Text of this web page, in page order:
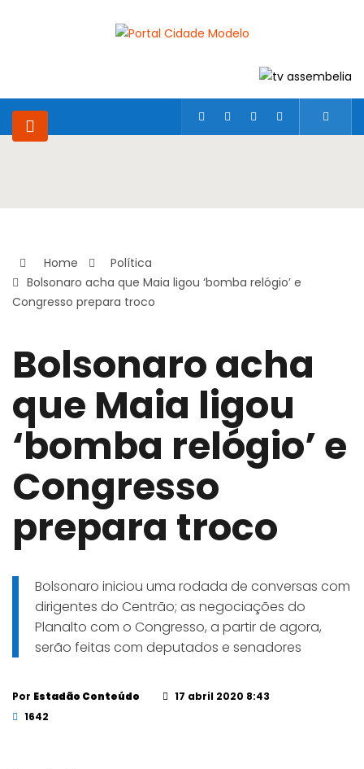
Home
Política
Bolsonaro acha que Maia ligou ‘bomba relógio’ e
Congresso prepara troco
Bolsonaro acha
que Maia ligou
‘bomba relógio’ e
Congresso
prepara troco
Bolsonaro iniciou uma rodada de conversas com
dirigentes do Centrão; as negociações do
Planalto com o Congresso, a partir de agora,
serão feitas com deputados e senadores
Por Estadão Conteúdo
17 abril 2020 8:43
1642